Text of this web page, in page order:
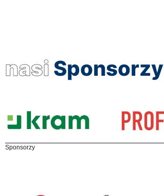
nasi Sponsorzy
Sponsorzy